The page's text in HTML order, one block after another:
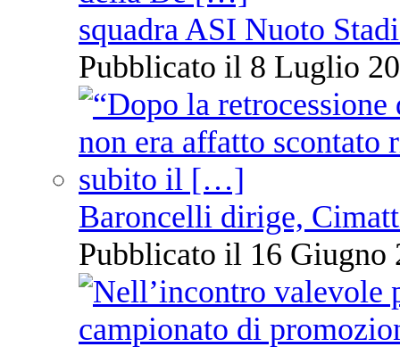
squadra ASI Nuoto
Pubblicato il 8 Luglio
Baroncelli dirige,
Pubblicato il 16 Giugno